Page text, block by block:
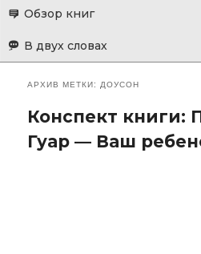
Обзор книг
В двух словах
АРХИВ МЕТКИ:ДОУСОН
Конспект книги:
Гуар — Ваш